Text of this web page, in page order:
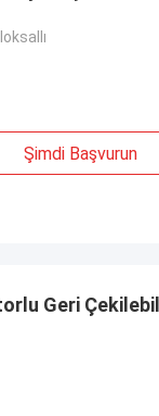
Şimdi Başvurun
Geri